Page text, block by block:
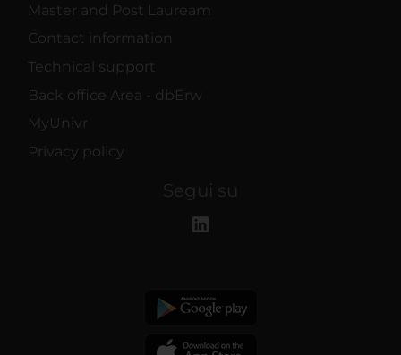
Master and Post Lauream
Contact information
Technical support
Back office Area - dbErw
MyUnivr
Privacy policy
Segui su